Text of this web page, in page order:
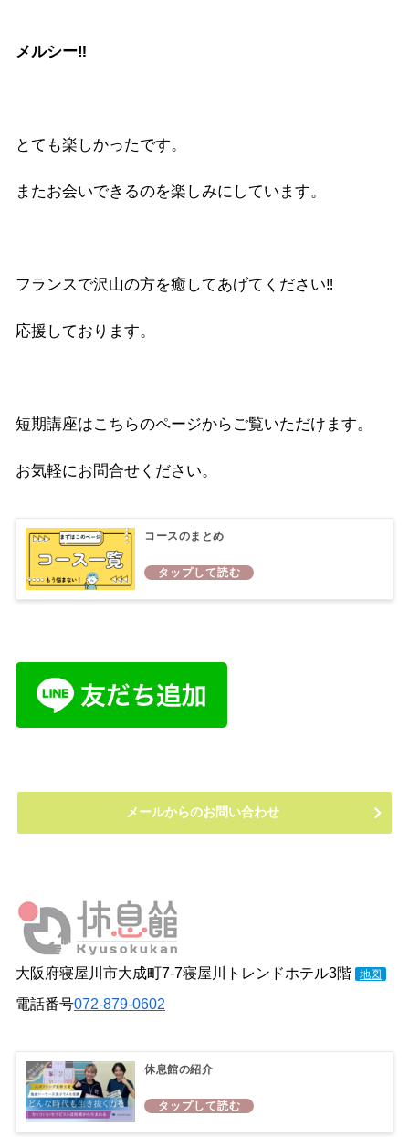
メルシー‼︎
とても楽しかったです。
またお会いできるのを楽しみにしています。
フランスで沢山の方を癒してあげてください‼︎
応援しております。
短期講座はこちらのページからご覧いただけます。
お気軽にお問合せください。
コースのまとめ
メールからのお問い合わせ
大阪府寝屋川市大成町7-7寝屋川トレンドホテル3階 地図
電話番号072-879-0602
休息館の紹介